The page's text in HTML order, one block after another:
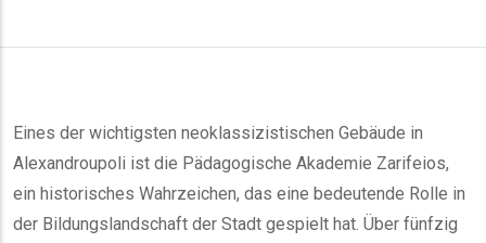
Eines der wichtigsten neoklassizistischen Gebäude in
Alexandroupoli ist die Pädagogische Akademie Zarifeios,
ein historisches Wahrzeichen, das eine bedeutende Rolle in
der Bildungslandschaft der Stadt gespielt hat. Über fünfzig